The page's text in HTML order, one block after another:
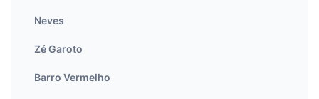
Neves
Zé Garoto
Barro Vermelho